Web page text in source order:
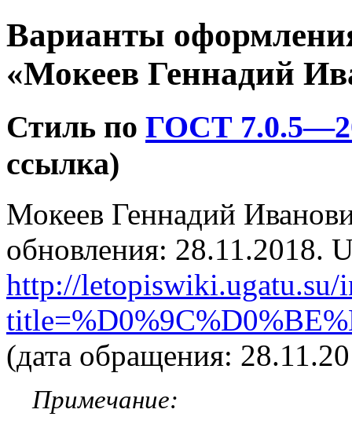
Варианты
«Мокеев Геннадий
Стиль по ГОСТ
ссылка)
Мокеев Геннадий
обновления: 28.11.2018.
http://letopiswiki.ugatu.su/
(дата обращения:
Примечание: